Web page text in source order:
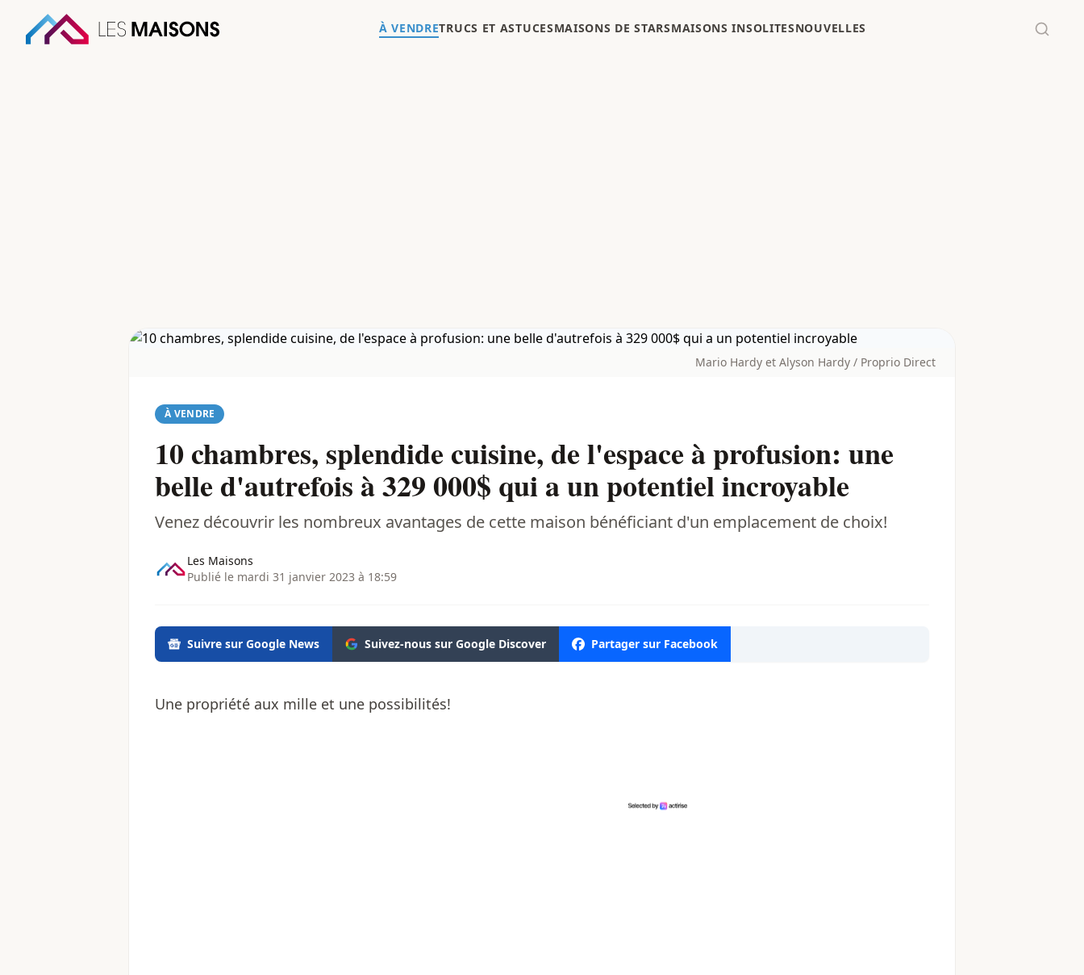
À VENDRETRUCS ET ASTUCESMAISONS DE STARSMAISONS INSOLITESNOUVELLES
Mario Hardy et Alyson Hardy / Proprio Direct
À VENDRE
10 chambres, splendide cuisine, de l'espace à profusion: une
belle d'autrefois à 329 000$ qui a un potentiel incroyable
Venez découvrir les nombreux avantages de cette maison bénéficiant d'un emplacement de choix!
Les Maisons
Publié le mardi 31 janvier 2023 à 18:59
Suivre sur Google News Suivez-nous sur Google Discover Partager sur Facebook
Une propriété aux mille et une possibilités!